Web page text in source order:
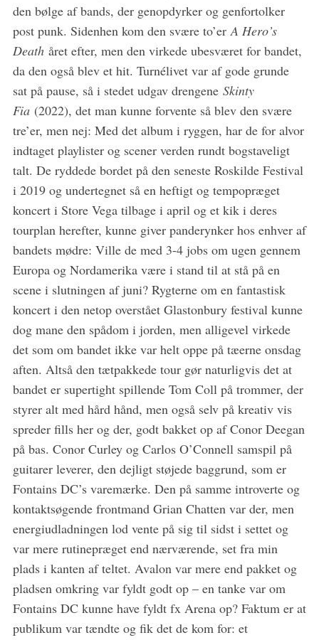
den bølge af bands, der genopdyrker og genfortolker
post punk. Sidenhen kom den svære to’er A Hero’s
Deathåret efter, men den virkede ubesværet for bandet,
da den også blev et hit. Turnélivet var af gode grunde
sat på pause, så i stedet udgav drengene Skinty
Fia(2022), det man kunne forvente så blev den svære
tre’er, men nej: Med det album i ryggen, har de for alvor
indtaget playlister og scener verden rundt bogstaveligt
talt. De ryddede bordet på den seneste Roskilde Festival
i 2019 og undertegnet så en heftigt og tempopræget
koncert i Store Vega tilbage i april og et kik i deres
tourplan herefter, kunne giver panderynker hos enhver af
bandets mødre: Ville de med 3-4 jobs om ugen gennem
Europa og Nordamerika være i stand til at stå på en
scene i slutningen af juni? Rygterne om en fantastisk
koncert i den netop overstået Glastonbury festival kunne
dog mane den spådom i jorden, men alligevel virkede
det som om bandet ikke var helt oppe på tæerne onsdag
aften. Altså den tætpakkede tour gør naturligvis det at
bandet er supertight spillende Tom Coll på trommer, der
styrer alt med hård hånd, men også selv på kreativ vis
spreder fills her og der, godt bakket op af Conor Deegan
på bas. Conor Curley og Carlos O’Connell samspil på
guitarer leverer, den dejligt støjede baggrund, som er
Fontains DC’s varemærke. Den på samme introverte og
kontaktsøgende frontmand Grian Chatten var der, men
energiudladningen lod vente på sig til sidst i settet og
var mere rutinepræget end nærværende, set fra min
plads i kanten af teltet. Avalon var mere end pakket og
pladsen omkring var fyldt godt op – en tanke var om
Fontains DC kunne have fyldt fx Arena op? Faktum er at
publikum var tændte og fik det de kom for: et
S